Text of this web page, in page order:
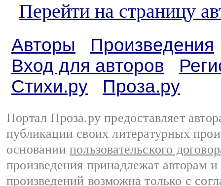
Перейти на страницу
Авторы
Произведения
Вход для авторов
Стихи.ру
Проза.ру
Портал Проза.ру предоставляет
публикации своих литературных
основании пользовательского
произведения принадлежат авторам
произведений возможна только с